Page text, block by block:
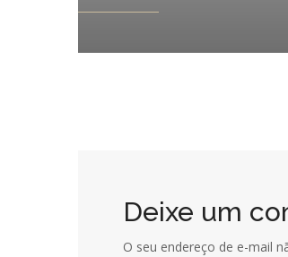
Deixe um
O seu endereço de e-mail